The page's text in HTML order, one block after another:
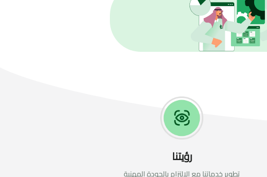
رؤيتنا
تطوير خدماتنا مع الالتزام بالجودة المهنية